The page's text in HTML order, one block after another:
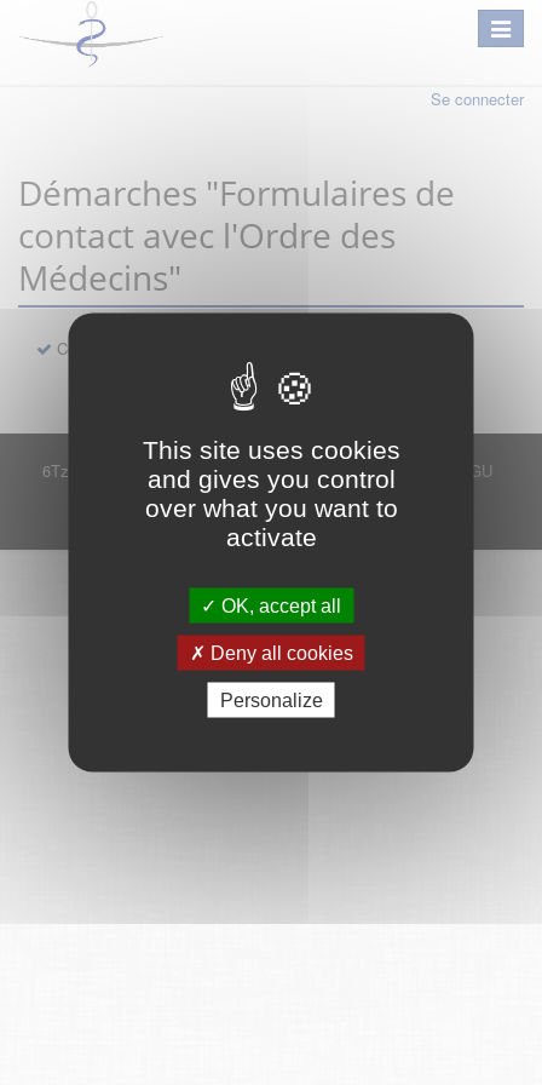
This site uses cookies
and gives you control
over what you want to
activate
OK, accept all
Deny all cookies
Personalize
Se connecter
Démarches "Formulaires de
contact avec l'Ordre des
Médecins"
Contact
6Tzen ©2015 - Tous droits réservés Mentions légales
CGU
Plan du site
FAQ
Contact
Ce service est proposé par6Tzen